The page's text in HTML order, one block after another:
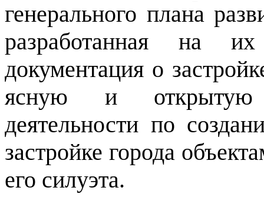
генерального плана
разработанная на их
документация о
ясную и открытую
деятельности по
застройке города
его силуэта.